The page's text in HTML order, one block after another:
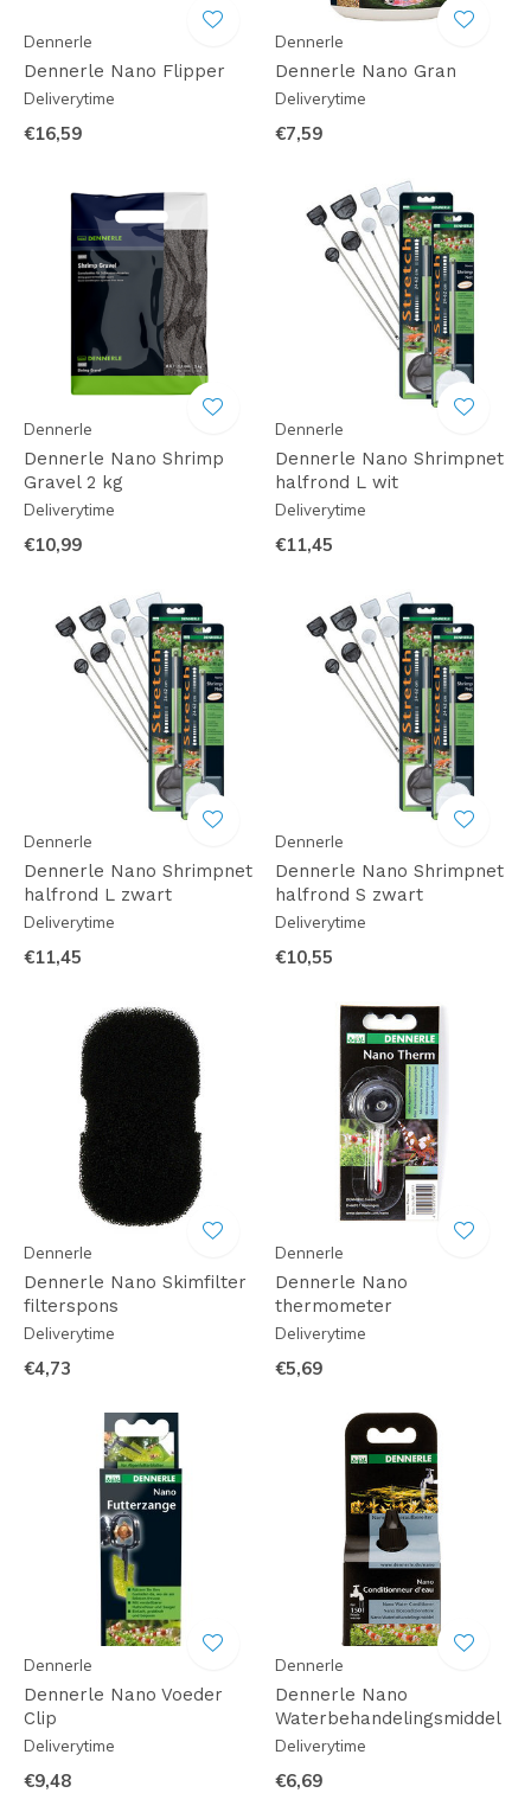
Dennerle
Dennerle Nano Flipper
Deliverytime
€16,59
Dennerle
Dennerle Nano Gran
Deliverytime
€7,59
Dennerle
Dennerle Nano Shrimp
Gravel 2 kg
Deliverytime
€10,99
Dennerle
Dennerle Nano Shrimpnet
halfrond L wit
Deliverytime
€11,45
Dennerle
Dennerle Nano Shrimpnet
halfrond L zwart
Deliverytime
€11,45
Dennerle
Dennerle Nano Shrimpnet
halfrond S zwart
Deliverytime
€10,55
Dennerle
Dennerle Nano Skimfilter
filterspons
Deliverytime
€4,73
Dennerle
Dennerle Nano
thermometer
Deliverytime
€5,69
Dennerle
Dennerle Nano Voeder
Clip
Deliverytime
€9,48
Dennerle
Dennerle Nano
Waterbehandelingsmiddel
Deliverytime
€6,69